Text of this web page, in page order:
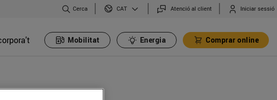
Cerca CAT Atenció al client Iniciar sessió
Mobilitat Energia Comprar online